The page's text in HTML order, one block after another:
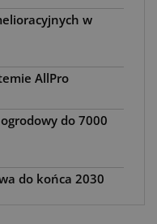
w
AllPro
do 7000
do końca 2030